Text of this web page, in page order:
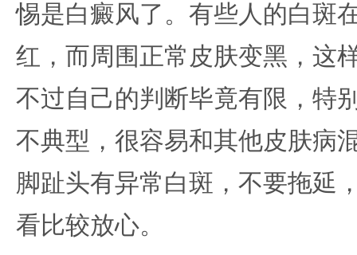
惕是白癜风了。有些人的白斑
红，而周围正常皮肤变黑，这
不过自己的判断毕竟有限，特
不典型，很容易和其他皮肤病
脚趾头有异常白斑，不要拖延
看比较放心。